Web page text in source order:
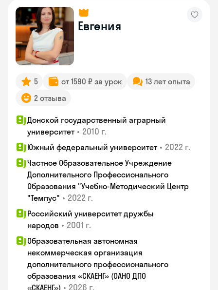
Евгения
5 от 1590 ₽ за урок
13 лет опыта
2 отзыва
Донской государственный аграрный
университет • 2010 г.
Южный федеральный университет • 2022 г.
Частное Образовательное Учреждение
Дополнительного Профессионального
Образования "Учебно-Методический Центр
"Темпус" • 2022 г.
Российский университет дружбы
народов • 2001 г.
Образовательная автономная
некоммерческая организация
дополнительного профессионального
образования «СКАЕНГ» (ОАНО ДПО
«СКАЕНГ») • 2026 г.